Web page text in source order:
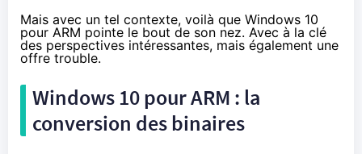
Mais avec un tel contexte, voilà que Windows 10
pour ARM pointe le bout de son nez. Avec à la clé
des perspectives intéressantes, mais également une
offre trouble.
Windows 10pour ARM : la
conversion des binaires